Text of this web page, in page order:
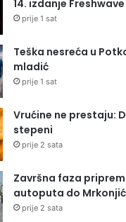
14. izdanje
prije 1 sat
Teška nesreća u
mladić
prije 1 sat
Vrućine ne prestaju:
stepeni
prije 2 sata
Završna faza
autoputa do
prije 2 sata